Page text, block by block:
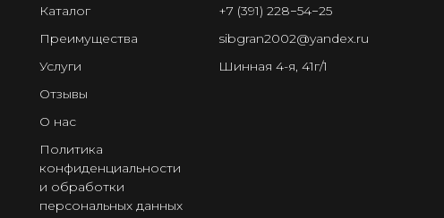
Каталог
Преимущества
Услуги
Отзывы
О нас
Политика
конфиденциальности
и обработки
персональных данных
+7 (391) 228−54−25
sibgran2002@yandex.ru
Шинная 4-я, 41г/1